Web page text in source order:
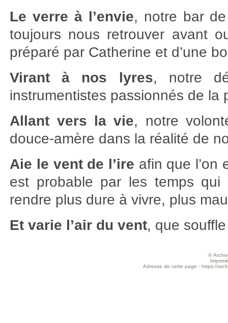
Le verre à l’envie, notre bar
toujours nous retrouver avant
préparé par Catherine et d’une
Virant à nos lyres, notre
instrumentistes passionnés de la
Allant vers la vie, notre
douce-amère dans la réalité de
Aie le vent de l’ire afin que l’on
est probable par les temps
rendre plus dure à vivre, plus
Et varie l’air du vent, que
©
Adresse de cette page : https://